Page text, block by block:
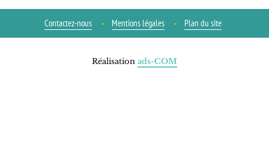
Contactez-nous Mentions légales Plan du site
Réalisation ads-COM